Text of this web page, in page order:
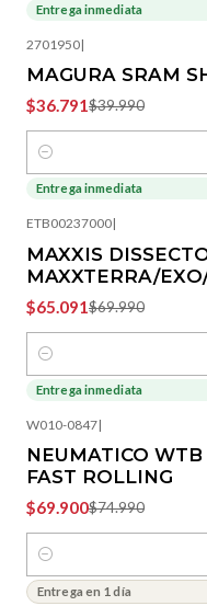
-8%OFF
Entrega inmediata
2701950|
MAGURA SRAM
$36.791$39.990
Cantidad
Entrega inmediata
ETB00237000|
MAXXIS
MAXXTERRA/
$65.091$69.990
Cantidad
-7%OFF
Entrega inmediata
W010-0847|
NEUMATICO
FAST ROLLING
$69.900$74.990
Cantidad
Entrega en 1 día